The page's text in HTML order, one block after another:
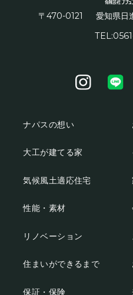
〒470-0121 愛知県日
ナパスの想い
大工が建てる家
気候風土適応住宅
性能・素材
リノベーション
住まいができるまで
保証・保険